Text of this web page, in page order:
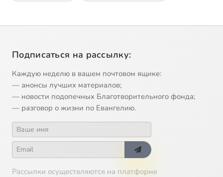
Подписаться на рассылку:
Каждую неделю в вашем почтовом ящике:
— анонсы лучших материалов;
— новости подопечных Благотворительного фонда;
— разговор о жизни по Евангелию.
Рассылки осуществляются на платформе